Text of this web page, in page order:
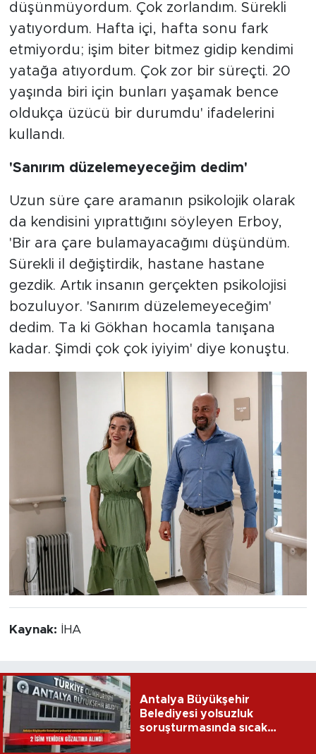
düşünmüyordum. Çok zorlandım. Sürekli
yatıyordum. Hafta içi, hafta sonu fark
etmiyordu; işim biter bitmez gidip kendimi
yatağa atıyordum. Çok zor bir süreçti. 20
yaşında biri için bunları yaşamak bence
oldukça üzücü bir durumdu' ifadelerini
kullandı.
'Sanırım düzelemeyeceğim dedim'
Uzun süre çare aramanın psikolojik olarak
da kendisini yıprattığını söyleyen Erboy,
'Bir ara çare bulamayacağımı düşündüm.
Sürekli il değiştirdik, hastane hastane
gezdik. Artık insanın gerçekten psikolojisi
bozuluyor. 'Sanırım düzelemeyeceğim'
dedim. Ta ki Gökhan hocamla tanışana
kadar. Şimdi çok çok iyiyim' diye konuştu.
Kaynak: İHA
Antalya Büyükşehir
Belediyesi yolsuzluk
soruşturmasında sıcak